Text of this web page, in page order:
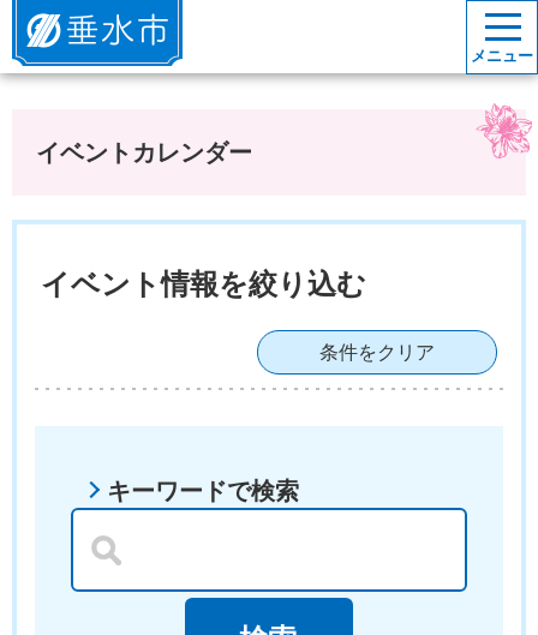
垂水市
メニュー
イベントカレンダー
イベント情報を絞り込む
条件をクリア
キーワードで検索